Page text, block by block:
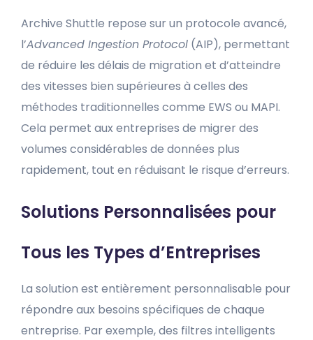
Archive Shuttle repose sur un protocole avancé,
l’Advanced Ingestion Protocol (AIP), permettant
de réduire les délais de migration et d’atteindre
des vitesses bien supérieures à celles des
méthodes traditionnelles comme EWS ou MAPI.
Cela permet aux entreprises de migrer des
volumes considérables de données plus
rapidement, tout en réduisant le risque d’erreurs.
Solutions Personnalisées pour
Tous les Types d’Entreprises
La solution est entièrement personnalisable pour
répondre aux besoins spécifiques de chaque
entreprise. Par exemple, des filtres intelligents